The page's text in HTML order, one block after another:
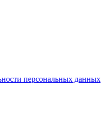
персональных данных